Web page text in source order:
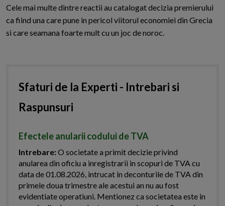
Cele mai multe dintre reactii au catalogat decizia premierului
ca fiind una care pune in pericol viitorul economiei din Grecia
si care seamana foarte mult cu un joc de noroc.
Sfaturi de la Experti - Intrebari si
Raspunsuri
Efectele anularii codului de TVA
Intrebare:O societate a primit decizie privind
anularea din oficiu a inregistrarii in scopuri de TVA cu
data de 01.08.2026, intrucat in deconturile de TVA din
primele doua trimestre ale acestui an nu au fost
evidentiate operatiuni. Mentionez ca societatea este in